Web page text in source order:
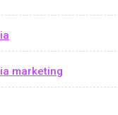
marketing